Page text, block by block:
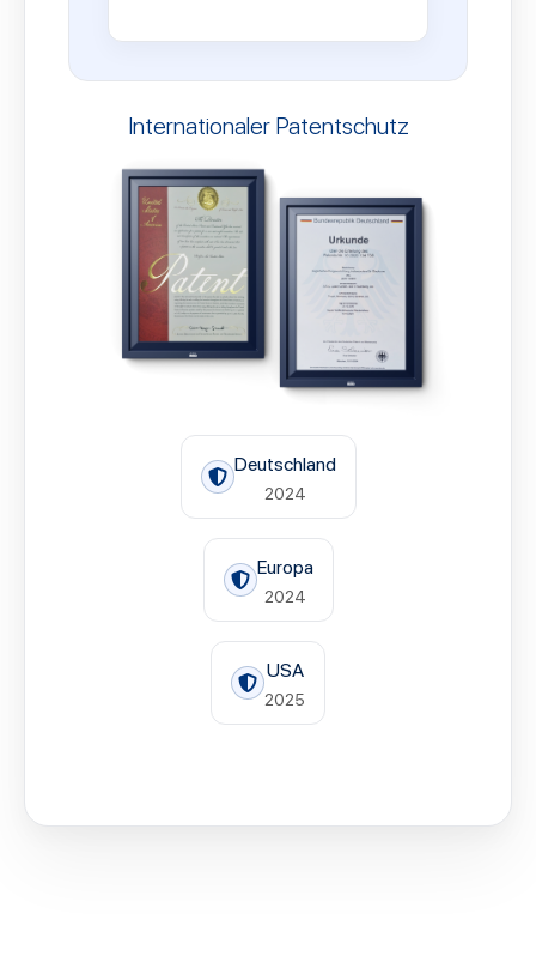
Internationaler Patentschutz
Deutschland
2024
Europa
2024
USA
2025